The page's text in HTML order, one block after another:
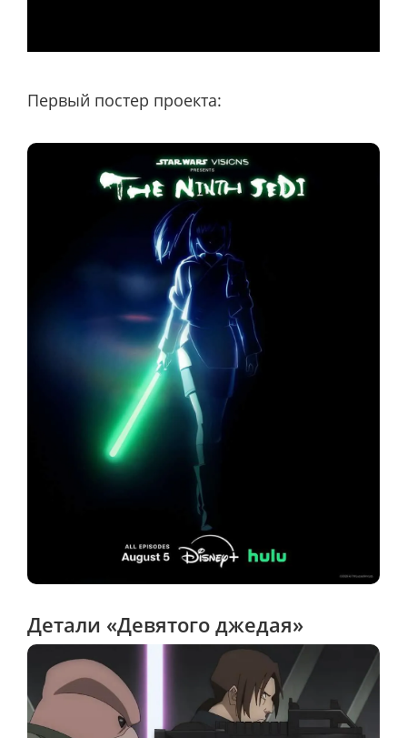
Первый постер проекта:
Детали «Девятого джедая»